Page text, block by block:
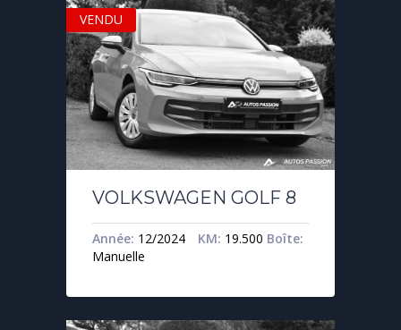
VOLKSWAGEN GOLF 8
Année: 12/2024 KM: 19.500 Boîte:
Manuelle
VENDU